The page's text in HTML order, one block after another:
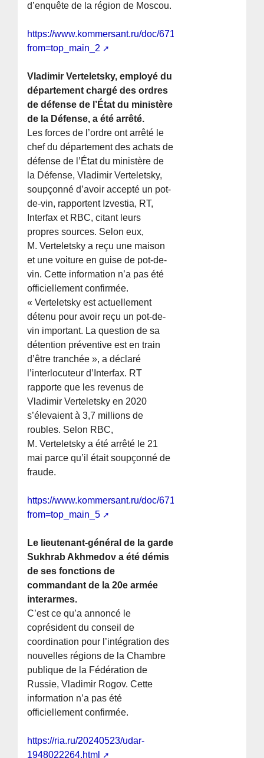
d’enquête de la région de Moscou.
https://www.kommersant.ru/doc/6715505?
from=top_main_2
Vladimir Verteletsky, employé du
département chargé des ordres
de défense de l’État du ministère
de la Défense, a été arrêté.
Les forces de l’ordre ont arrêté le
chef du département des achats de
défense de l’État du ministère de
la Défense, Vladimir Verteletsky,
soupçonné d’avoir accepté un pot-
de-vin, rapportent Izvestia, RT,
Interfax et RBC, citant leurs
propres sources. Selon eux,
M. Verteletsky a reçu une maison
et une voiture en guise de pot-de-
vin. Cette information n’a pas été
officiellement confirmée.
« Verteletsky est actuellement
détenu pour avoir reçu un pot-de-
vin important. La question de sa
détention préventive est en train
d’être tranchée », a déclaré
l’interlocuteur d’Interfax. RT
rapporte que les revenus de
Vladimir Verteletsky en 2020
s’élevaient à 3,7 millions de
roubles. Selon RBC,
M. Verteletsky a été arrêté le 21
mai parce qu’il était soupçonné de
fraude.
https://www.kommersant.ru/doc/6715532?
from=top_main_5
Le lieutenant-général de la garde
Sukhrab Akhmedov a été démis
de ses fonctions de
commandant de la 20e armée
interarmes.
C’est ce qu’a annoncé le
coprésident du conseil de
coordination pour l’intégration des
nouvelles régions de la Chambre
publique de la Fédération de
Russie, Vladimir Rogov. Cette
information n’a pas été
officiellement confirmée.
https://ria.ru/20240523/udar-
1948022264.html